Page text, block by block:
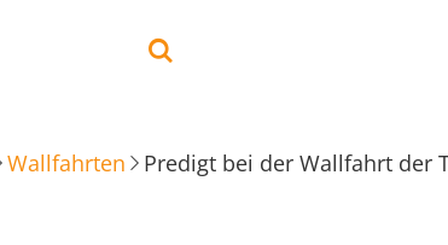
Wallfahrten Predigt bei der Wallfahrt der